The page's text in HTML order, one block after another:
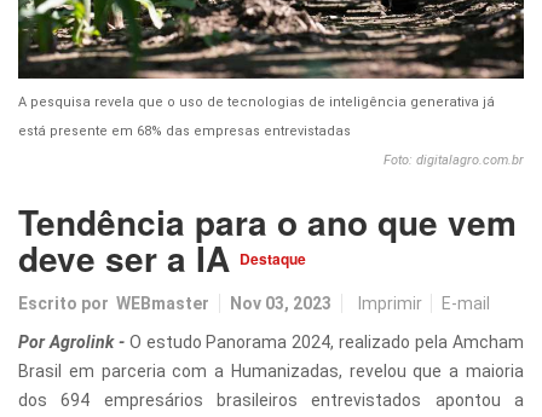
A pesquisa revela que o uso de tecnologias de inteligência generativa já
está presente em 68% das empresas entrevistadas
Foto: digitalagro.com.br
Tendência para o ano que vem
deve ser a IA Destaque
Escrito por WEBmaster Nov 03, 2023 Imprimir E-mail
Por Agrolink -O estudo Panorama 2024, realizado pela Amcham
Brasil em parceria com a Humanizadas, revelou que a maioria
dos 694 empresários brasileiros entrevistados apontou a